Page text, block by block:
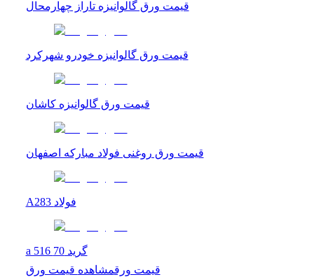
قیمت ورق گالوانیزه تاراز چهارمحال
قیمت ورق گالوانیزه خودرو شهرکرد
قیمت ورق گالوانیزه کاشان
قیمت ورق روغنی فولاد مبارکه اصفهان
A283 فولاد
a 516 گرید 70
قیمت ورقمشاهده قیمت ورق